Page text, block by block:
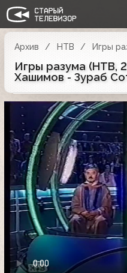
Архив НТВ Игры
Игры разума (НТВ,
Хашимов - Зураб